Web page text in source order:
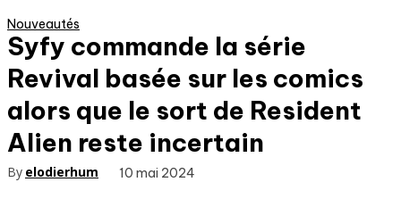
Nouveautés
Syfy commande la série
Revival basée sur les comics
alors que le sort de Resident
Alien reste incertain
By elodierhum 10 mai 2024